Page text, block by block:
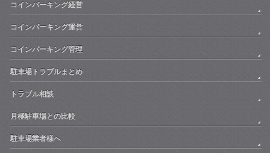
コインパーキング経営
コインパーキング運営
コインパーキング管理
駐車場トラブルまとめ
トラブル相談
月極駐車場との比較
駐車場業者様へ